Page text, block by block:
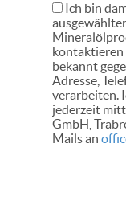
Ich bin
kontaktieren
bekannt
Adresse,
verarbeiten.
jederzeit
GmbH,
Mails an